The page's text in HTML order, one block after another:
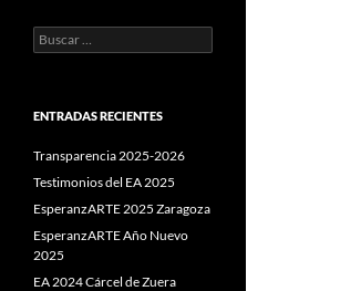
Buscar:
ENTRADAS RECIENTES
Transparencia 2025-2026
Testimonios del EA 2025
EsperanzARTE 2025 Zaragoza
EsperanzARTE Año Nuevo
2025
EA 2024 Cárcel de Zuera